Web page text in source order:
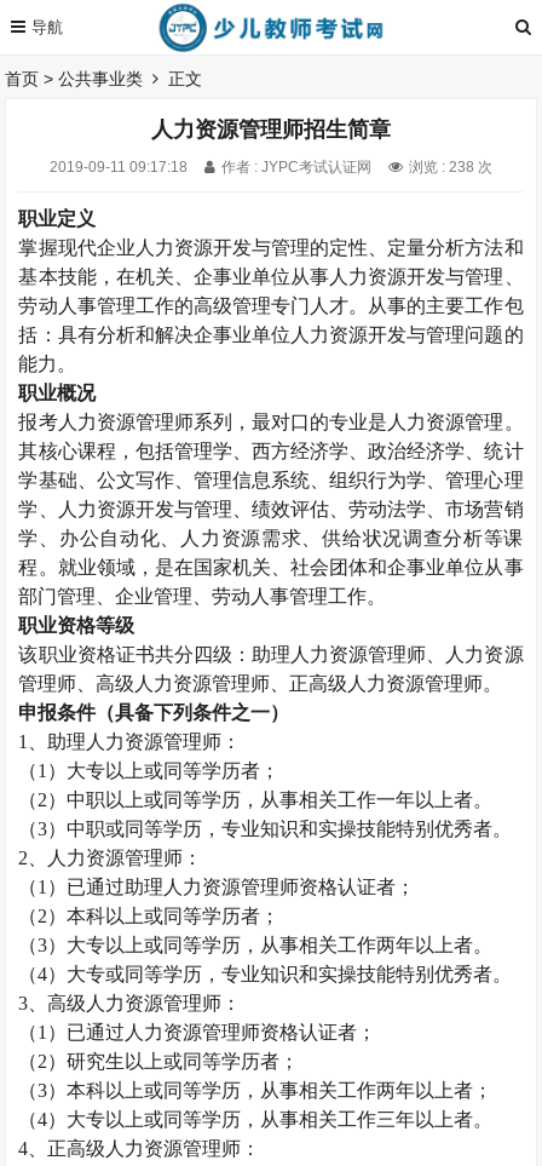
首页 >公共事业类 正文
人力资源管理师招生简章
2019-09-11 09:17:18 作者 : JYPC考试认证网 浏览 : 238 次
职业定义
掌握现代企业人力资源开发与管理的定性、定量分析方法和
基本技能，在机关、企事业单位从事人力资源开发与管理、
劳动人事管理工作的高级管理专门人才。从事的主要工作包
括：具有分析和解决企事业单位人力资源开发与管理问题的
能力。
职业概况
报考人力资源管理师系列，最对口的专业是人力资源管理。
其核心课程，包括管理学、西方经济学、政治经济学、统计
学基础、公文写作、管理信息系统、组织行为学、管理心理
学、人力资源开发与管理、绩效评估、劳动法学、市场营销
学、办公自动化、人力资源需求、供给状况调查分析等课
程。就业领域，是在国家机关、社会团体和企事业单位从事
部门管理、企业管理、劳动人事管理工作。
职业资格等级
该职业资格证书共分四级：助理 人力资源管理师
人力资源
管理师 、高级 人力资源管理师 、正高级 人力资源管理师。
申报条件（具备下列条件之一）
1、助理 人力资源管理师 ：
（1）大专以上或同等学历者；
（2）中职以上或同等学历，从事相关工作一年以上者。
（3）中职或同等学历，专业知识和实操技能特别优秀者。
2、
人力资源管理师 ：
（1）已通过助理 人力资源管理师资格认证者；
（2）本科以上或同等学历者；
（3）大专以上或同等学历，从事相关工作两年以上者。
（4）大专或同等学历，专业知识和实操技能特别优秀者。
3、高级 人力资源管理师 ：
（1）已通过 人力资源管理师资格认证者；
（2）研究生以上或同等学历者；
（3）本科以上或同等学历，从事相关工作两年以上者；
（4）大专以上或同等学历，从事相关工作三年以上者。
4、正高级 人力资源管理师 ：